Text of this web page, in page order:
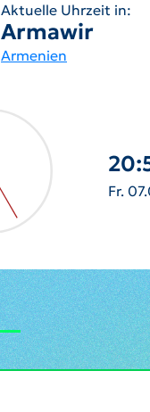
Aktuelle Uhrzeit in:
Armawir
Armenien
Fr.